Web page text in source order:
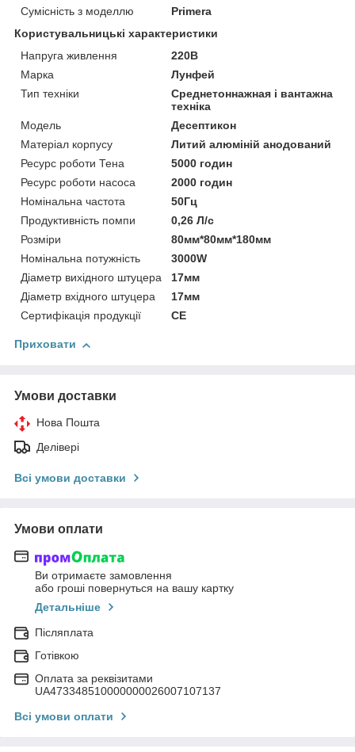
Сумісність з моделлю
Primera
Користувальницькі характеристики
Напруга живлення
220В
Марка
Лунфей
Тип техніки
Среднетоннажная і вантажна
техніка
Модель
Десептикон
Матеріал корпусу
Литий алюміній анодований
Ресурс роботи Тена
5000 годин
Ресурс роботи насоса
2000 годин
Номінальна частота
50Гц
Продуктивність помпи
0,26 Л/с
Розміри
80мм*80мм*180мм
Номінальна потужність
3000W
Діаметр вихідного штуцера
17мм
Діаметр вхідного штуцера
17мм
Сертифікація продукції
CE
Приховати
Умови доставки
Нова Пошта
Делівері
Всі умови доставки
Умови оплати
Ви отримаєте замовлення
або гроші повернуться на вашу картку
Детальніше
Післяплата
Готівкою
Оплата за реквізитами
UA473348510000000026007107137
Всі умови оплати